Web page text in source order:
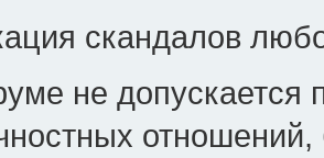
скандалов
не допускается
отношений,